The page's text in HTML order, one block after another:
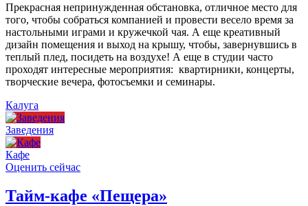
Прекрасная непринужденная обстановка, отличное место для
того, чтобы собраться компанией и провести весело время за
настольными играми и кружечкой чая. А еще креативный
дизайн помещения и выход на крышу, чтобы, завернувшись в
теплый плед, посидеть на воздухе! А еще в студии часто
проходят интересные мероприятия: квартирники, концерты,
творческие вечера, фотосъемки и семинары.
Калуга
Заведения
Кафе
Оценить сейчас
Тайм-кафе «Пещера»